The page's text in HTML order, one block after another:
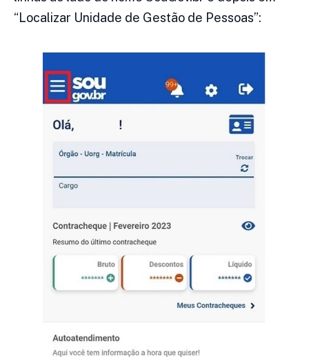
“Localizar Unidade de Gestão de Pessoas”: